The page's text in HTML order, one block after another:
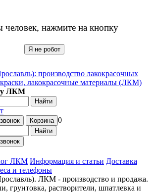
человек, нажмите на кнопку
Я не робот
ЛКМ
Найти
Корзина 0
Найти
ЛКМ Информация и статьи Доставка
и телефоны